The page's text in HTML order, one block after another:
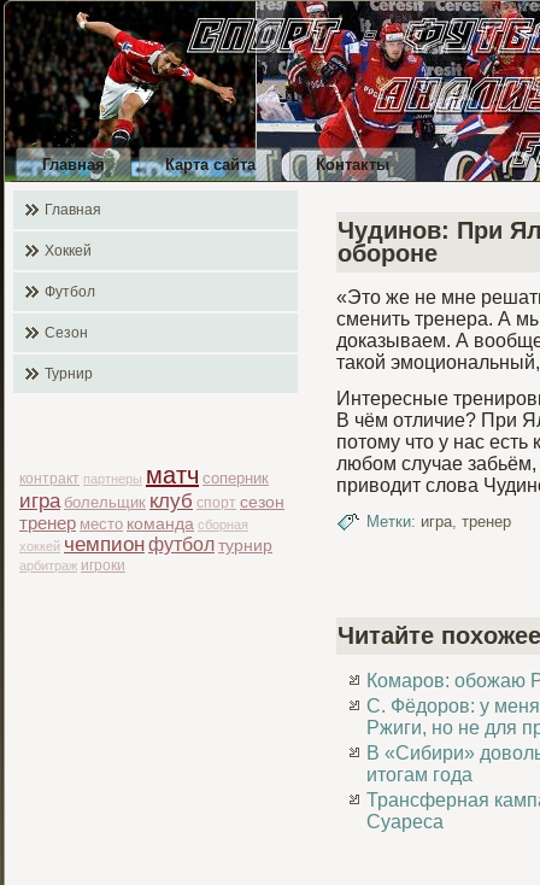
Главная Карта сайта Контакты
Главная
Хоккей
Футбол
Сезон
Турнир
контракт партнеры матч соперник
игра болельщик клуб спорт сезон
тренер место команда сборная
хоккей чемпионфутбол турнир
арбитраж игроки
Чудинов: При
обороне
«Это же не мне
сменить тренера. А
доказываем. А
такой
Интересные
В чём отличие? При
потому что у нас
любοм случае
приводит слова
Метки: игра, тренер
Читайте
Комаров: обожаю
С. Фёдоров: у
Ржиги, но не для
В «Сибири»
итогам года
Трансферная
Суареса